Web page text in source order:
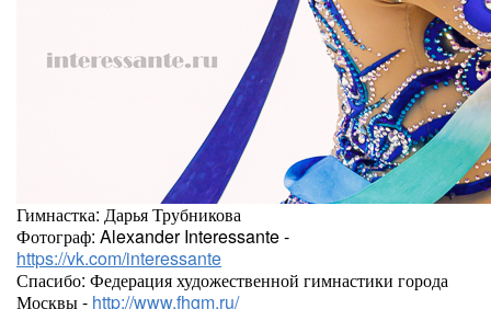
Гимнастка: Дарья Трубникова
Фотограф: Alexander Interessante -
https://vk.com/interessante
Спасибо: Федерация художественной гимнастики города
Москвы - http://www.fhgm.ru/